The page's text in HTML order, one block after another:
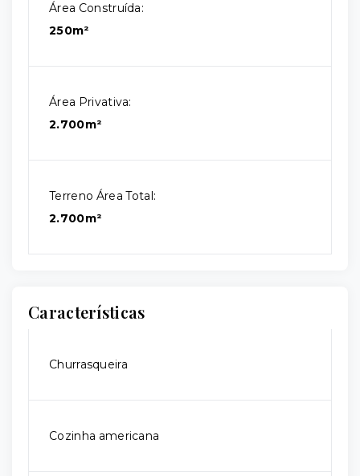
Área Construída:
250m²
Área Privativa:
2.700m²
Terreno Área Total:
2.700m²
Características
Churrasqueira
Cozinha americana